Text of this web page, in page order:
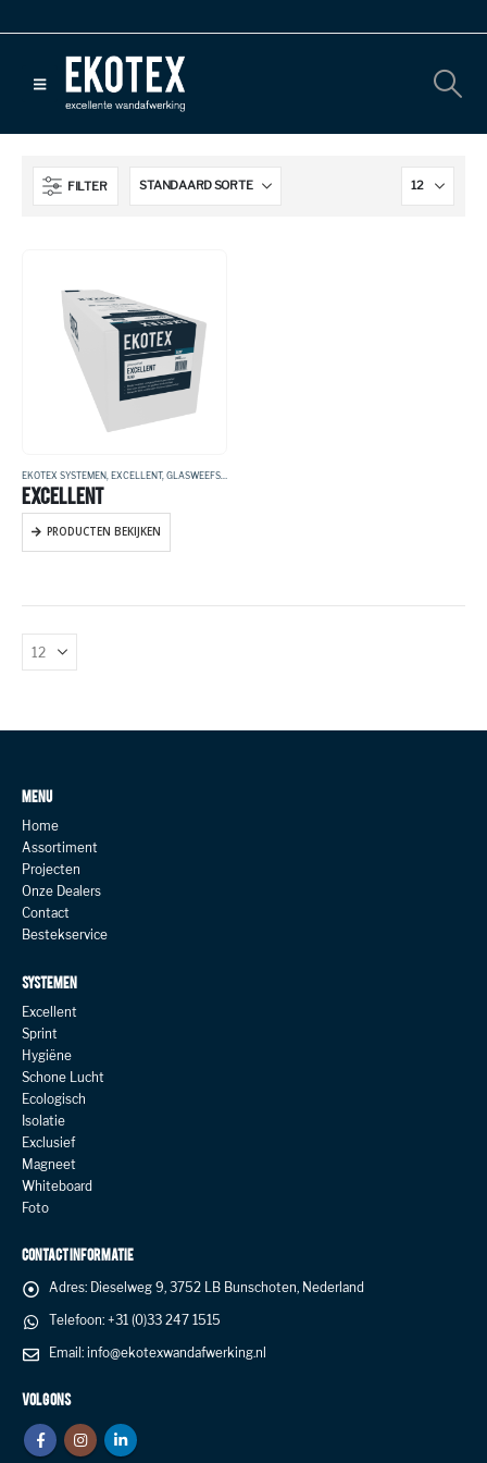
FILTER
EKOTEX SYSTEMEN EXCELLENT, GLASWEEFSEL
EXCELLENT
PRODUCTEN BEKIJKEN
MENU
Home
Assortiment
Projecten
Onze Dealers
Contact
Bestekservice
SYSTEMEN
Excellent
Sprint
Hygiëne
Schone Lucht
Ecologisch
Isolatie
Exclusief
Magneet
Whiteboard
Foto
CONTACT INFORMATIE
Adres: Dieselweg 9, 3752 LB Bunschoten, Nederland
Telefoon: +31 (0)33 247 1515
Email: info@ekotexwandafwerking.nl
VOLG ONS